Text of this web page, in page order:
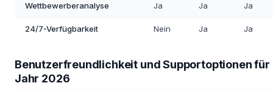
Wettbewerberanalyse Ja Ja Ja
24/7-Verfügbarkeit Nein Ja Ja
Benutzerfreundlichkeit und Supportoptionen für
Jahr 2026